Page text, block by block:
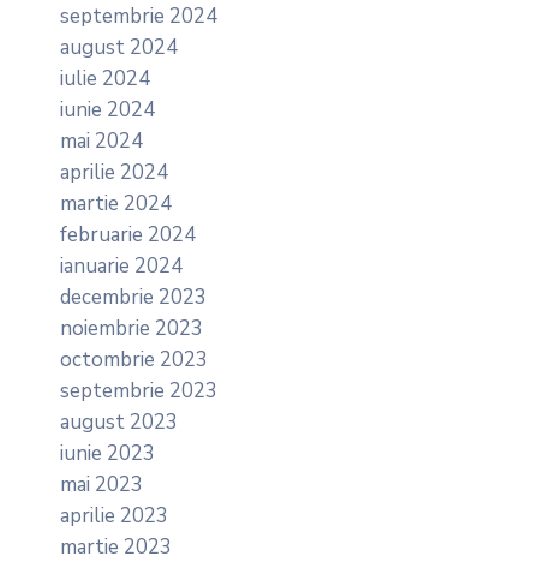
septembrie 2024
august 2024
iulie 2024
iunie 2024
mai 2024
aprilie 2024
martie 2024
februarie 2024
ianuarie 2024
decembrie 2023
noiembrie 2023
octombrie 2023
septembrie 2023
august 2023
iunie 2023
mai 2023
aprilie 2023
martie 2023